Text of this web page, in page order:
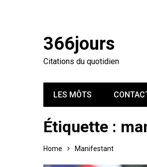
366jours
Citations du quotidien
LES MÔTS
Étiquette :
Home Manifestant